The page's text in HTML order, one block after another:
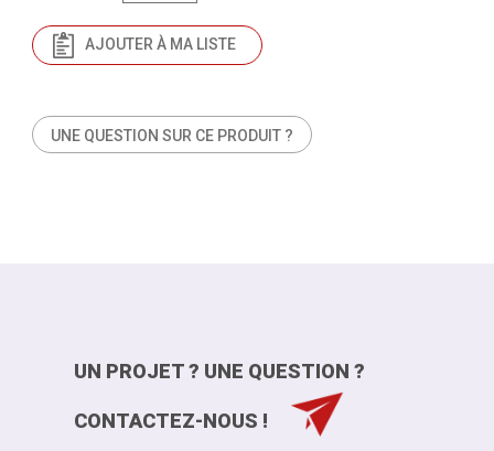
UNE QUESTION SUR CE PRODUIT ?
AJOUTER À MA LISTE
UN PROJET ? UNE QUESTION ?
CONTACTEZ-NOUS !